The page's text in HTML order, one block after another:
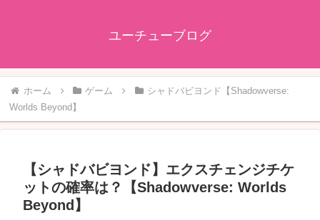
ユーチューブログ
ホーム ゲーム
シャドバビヨンド【Shadowverse:
Worlds Beyond】
【シャドバビヨンド】エクスチェンジチケ
ットの確率は？【Shadowverse: Worlds
Beyond】